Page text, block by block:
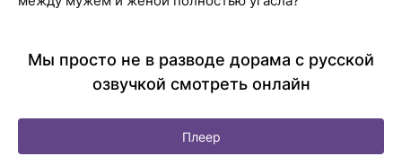
Мы просто не в разводе дорама с русской
озвучкой смотреть онлайн
Плеер